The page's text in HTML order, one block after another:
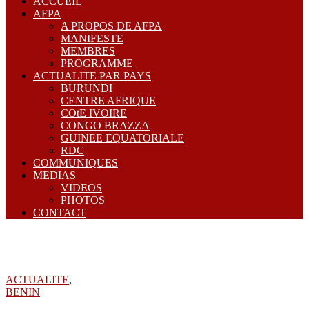
AFPA
A PROPOS DE AFPA
MANIFESTE
MEMBRES
PROGRAMME
ACTUALITE PAR PAYS
BURUNDI
CENTRE AFRIQUE
COtE IVOIRE
CONGO BRAZZA
GUINEE EQUATORIALE
RDC
COMMUNIQUES
MEDIAS
VIDEOS
PHOTOS
CONTACT
ACTUALITE,
BENIN